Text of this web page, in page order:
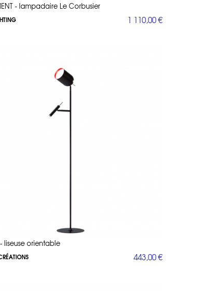
- lampadaire Le Corbusier
1 110,00 €
- liseuse orientable
443,00 €